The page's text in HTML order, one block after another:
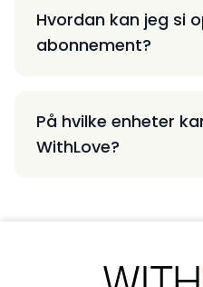
Hvordan kan jeg si
abonnement?
På hvilke enheter
WithLove?